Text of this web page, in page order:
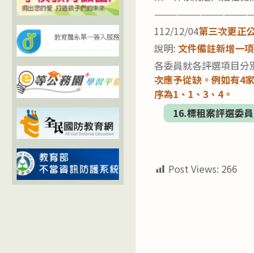
112/12/04第三次更正
說明: 文件備註新增一項
各委員就各評選項目
次應予從缺。例如有4
序為1、1、3、4。
16.標租案評選委
Post Views: 266